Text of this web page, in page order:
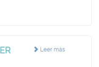
Leer más